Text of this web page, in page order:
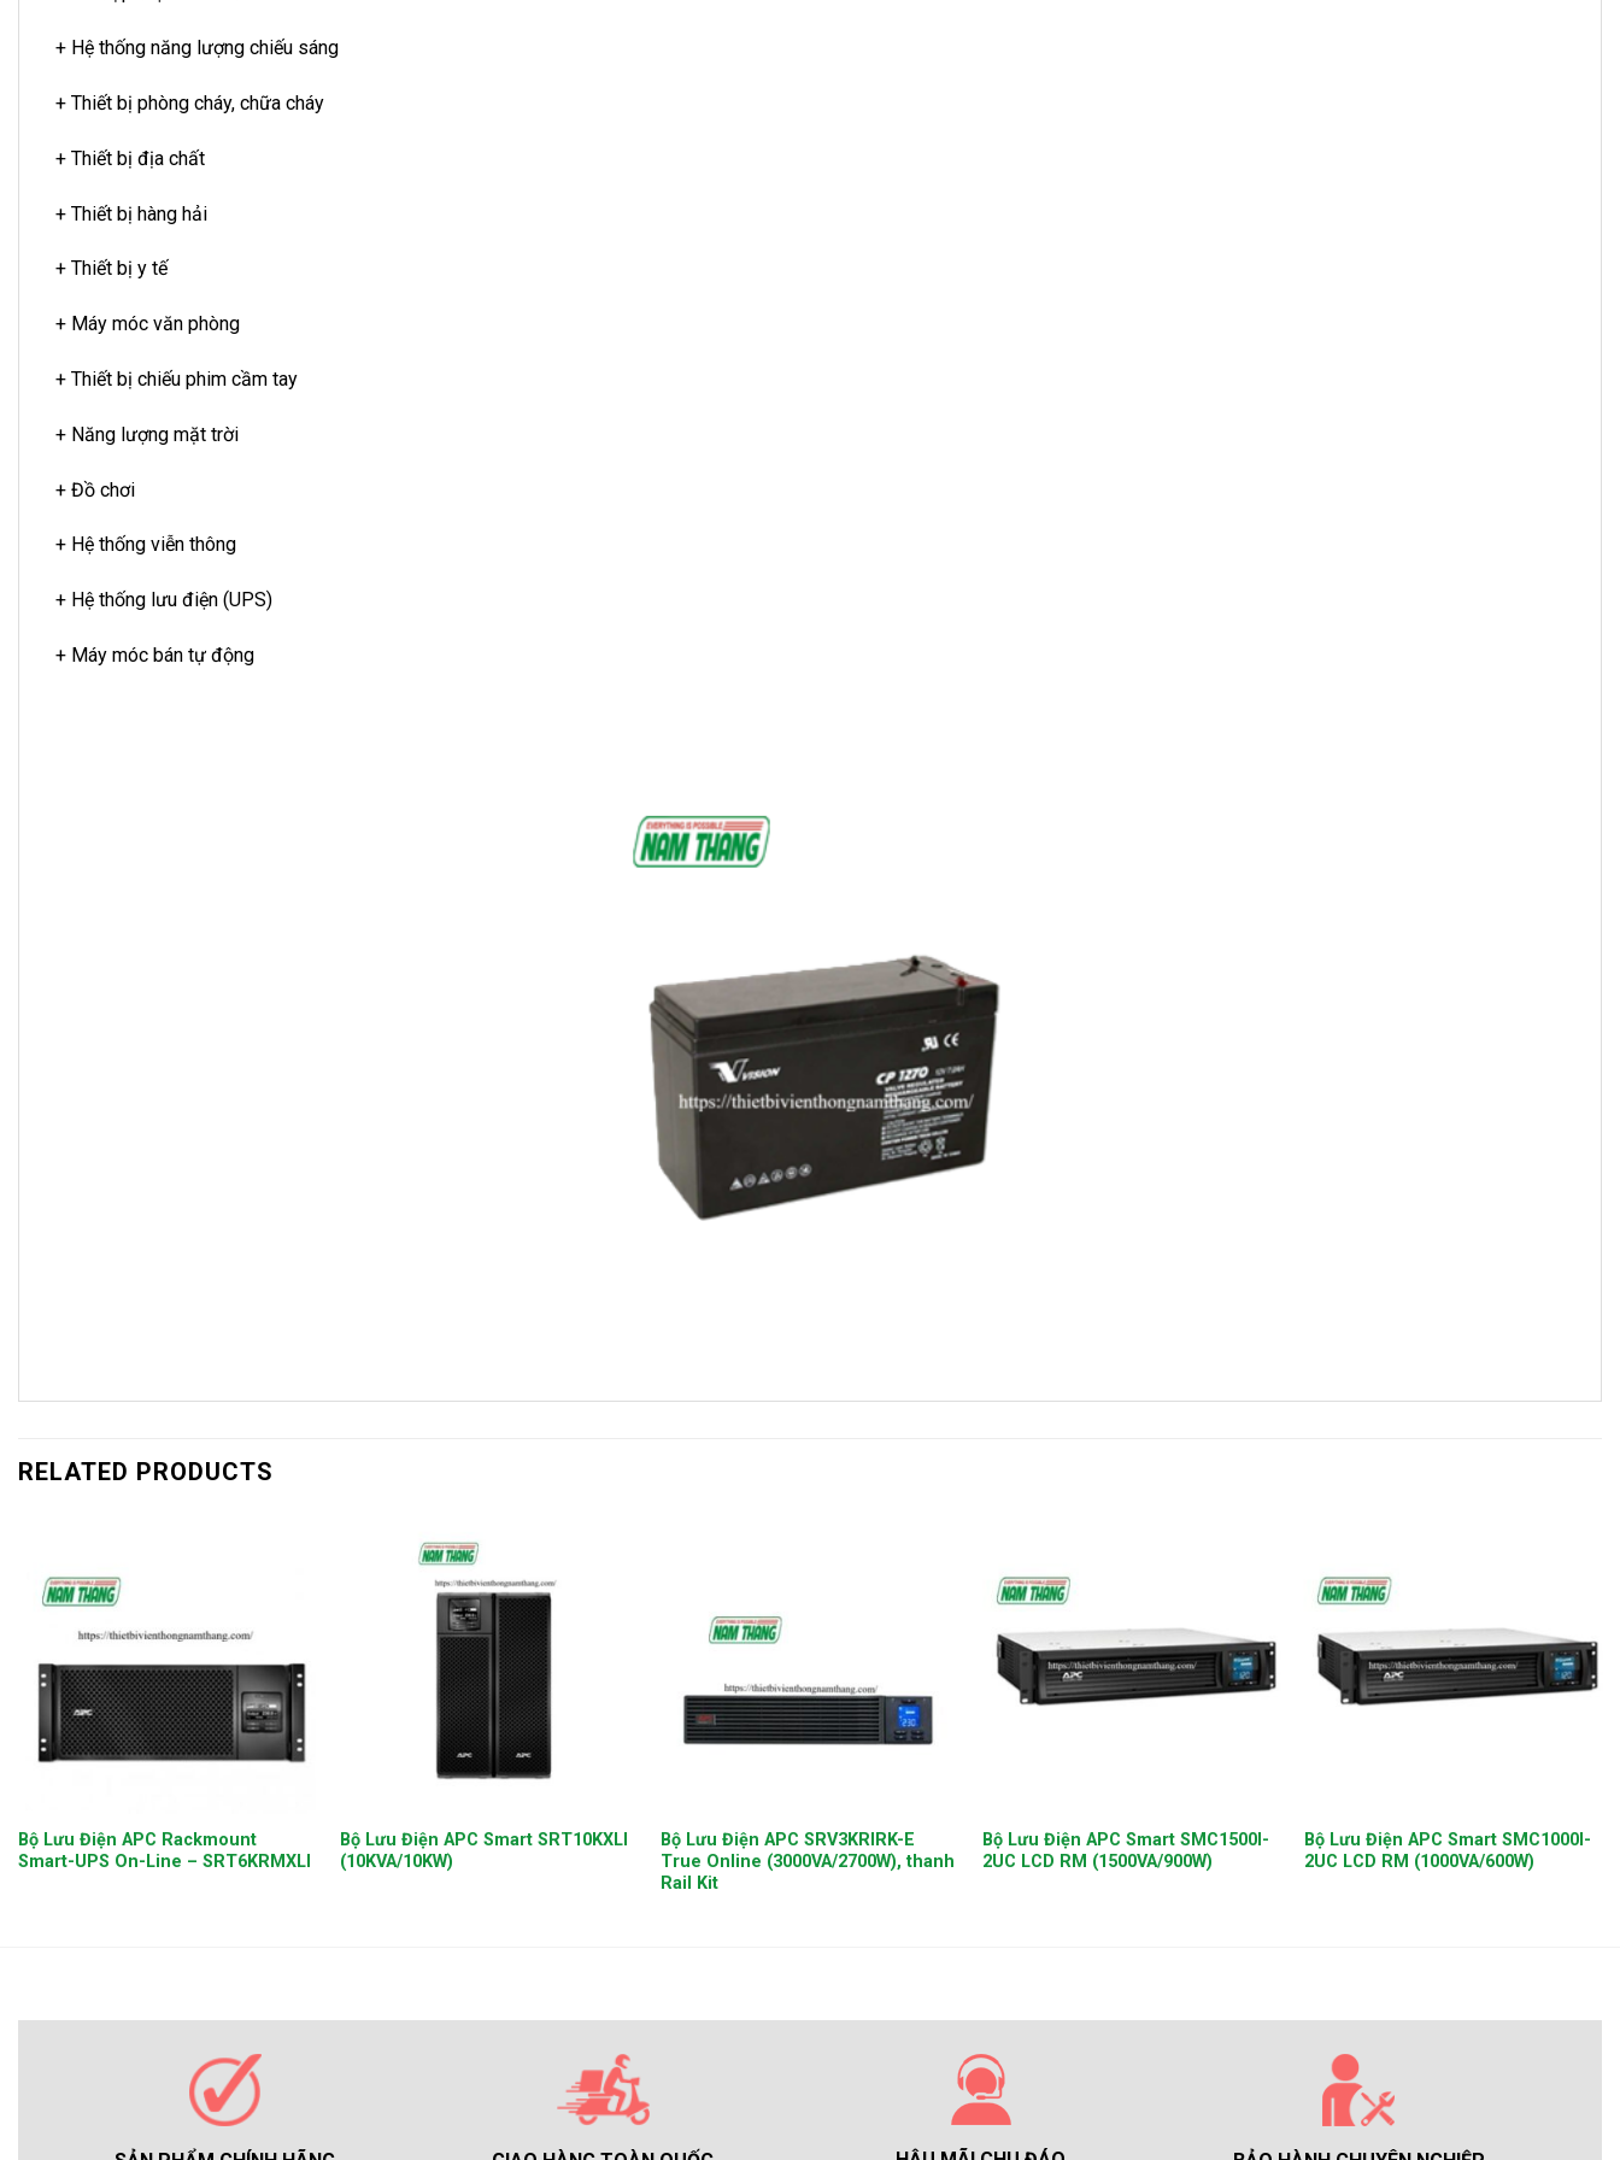
+ Hệ thống năng lượng chiếu sáng
+ Thiết bị phòng cháy, chữa cháy
+ Thiết bị địa chất
+ Thiết bị hàng hải
+ Thiết bị y tế
+ Máy móc văn phòng
+ Thiết bị chiếu phim cầm tay
+ Năng lượng mặt trời
+ Đồ chơi
+ Hệ thống viễn thông
+ Hệ thống lưu điện (UPS)
+ Máy móc bán tự động
RELATED PRODUCTS
Bộ Lưu Điện APC Rackmount
Smart-UPS On-Line – SRT6KRMXLI
Bộ Lưu Điện APC Smart SRT10KXLI
(10KVA/10KW)
Bộ Lưu Điện APC SRV3KRIRK-E
True Online (3000VA/2700W), thanh
Rail Kit
Bộ Lưu Điện APC Smart SMC1500I-
2UC LCD RM (1500VA/900W)
Bộ Lưu Điện APC Smart SMC1000I-
2UC LCD RM (1000VA/600W)